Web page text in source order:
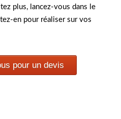
plus, lancez-vous dans le
en pour réaliser sur vos
pour un devis